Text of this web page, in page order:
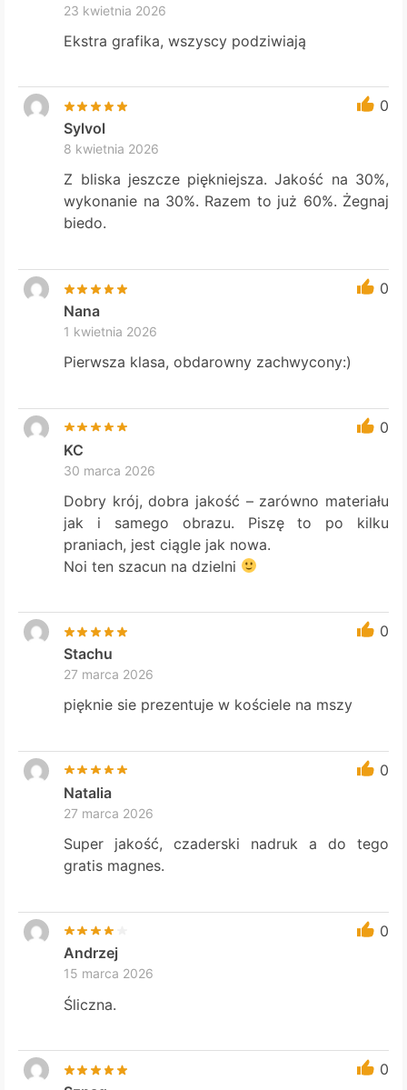
23 kwietnia 2026
Ekstra grafika, wszyscy podziwiają
0
Sylvol
8 kwietnia 2026
Z bliska jeszcze piękniejsza. Jakość na 30%,
wykonanie na 30%. Razem to już 60%. Żegnaj
biedo.
0
Nana
1 kwietnia 2026
Pierwsza klasa, obdarowny zachwycony:)
0
KC
30 marca 2026
Dobry krój, dobra jakość – zarówno materiału
jak i samego obrazu. Piszę to po kilku
praniach, jest ciągle jak nowa.
Noi ten szacun na dzielni
0
Stachu
27 marca 2026
pięknie sie prezentuje w kościele na mszy
0
Natalia
27 marca 2026
Super jakość, czaderski nadruk a do tego
gratis magnes.
0
Andrzej
15 marca 2026
Śliczna.
0